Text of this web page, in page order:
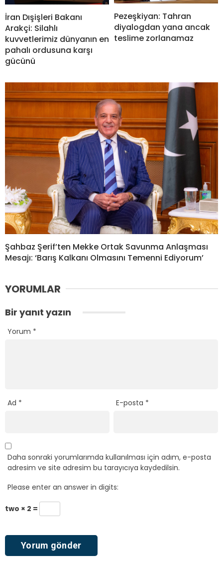
İran Dışişleri Bakanı
Arakçi: Silahlı
kuvvetlerimiz dünyanın en
pahalı ordusuna karşı
gücünü
Pezeşkiyan: Tahran
diyalogdan yana ancak
teslime zorlanamaz
Şahbaz Şerif’ten Mekke Ortak Savunma Anlaşması
Mesajı: ‘Barış Kalkanı Olmasını Temenni Ediyorum’
YORUMLAR
Bir yanıt yazın
Yorum *
Ad * E-posta *
Daha sonraki yorumlarımda kullanılması için adım, e-posta
adresim ve site adresim bu tarayıcıya kaydedilsin.
Please enter an answer in digits:
two × 2 =